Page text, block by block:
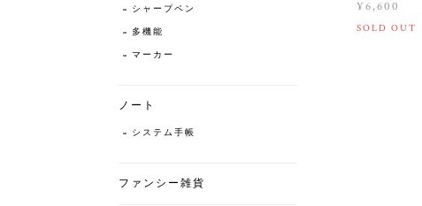
¥6,600
SOLD OUT
シャープペン
多機能
マーカー
ノート
システム手帳
ファンシー雑貨